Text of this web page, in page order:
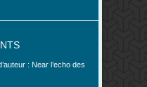
: Near l’echo des